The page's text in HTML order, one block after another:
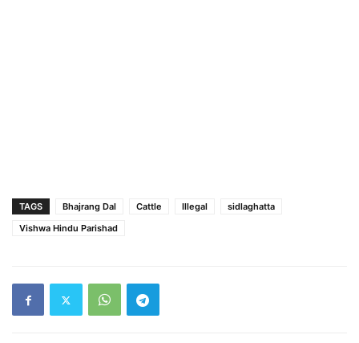
TAGS Bhajrang Dal Cattle Illegal
sidlaghatta
Vishwa Hindu Parishad